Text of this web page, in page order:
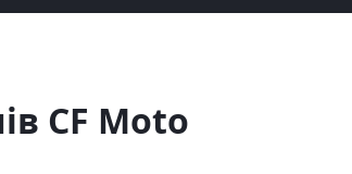
CF Moto